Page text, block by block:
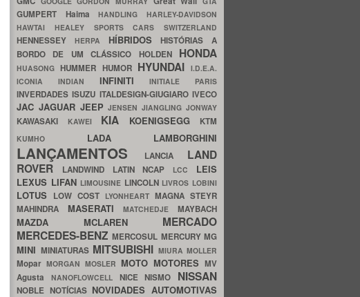
GUMPERT HaimaHANDLINGHARLEY-DAVIDSON
HAWTAI HEALEY SPORTS CARS SWITZERLAND
HENNESSEY HERPA HÍBRIDOSHISTÓRIAS A
BORDO DE UM CLÁSSICO HOLDEN HONDA
HUASONGHUMMER HUMOR HYUNDAI I.D.E.A.
ICONIA INDIAN INFINITIINITIALE PARIS
INVERDADESISUZU ITALDESIGN-GIUGIAROIVECO
JAC JAGUAR JEEPJENSENJIANGLINGJONWAY
KAWASAKI KAWEI KIA KOENIGSEGG KTM
KUMHO LADA LAMBORGHINI
LANÇAMENTOS LANCIA LAND
ROVER
LANDWIND LATIN NCAP LCC LEIS
LEXUS LIFAN LIMOUSINE LINCOLN LIVROS LOBINI
LOTUS LOW COST LYONHEART MAGNA STEYR
MAHINDRA MASERATIMATCHEDJEMAYBACH
MAZDA MCLAREN MERCADO
MERCEDES-BENZMERCOSUL MERCURYMG
MINI MINIATURAS MITSUBISHI MIURA MOLLER
Mopar MORGAN MOSLER MOTO MOTORES MV
Agusta NANOFLOWCELL NICENISMO NISSAN
NOBLE NOTÍCIAS NOVIDADES AUTOMOTIVAS